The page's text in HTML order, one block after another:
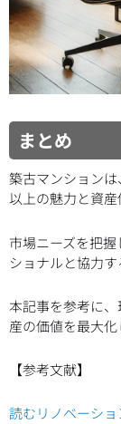
まとめ
築古マンション
以上の魅力と資産
市場ニーズを把
ショナルと協力す
本記事を参考に
産の価値を最大化
【参考文献】
読むリノベーシ